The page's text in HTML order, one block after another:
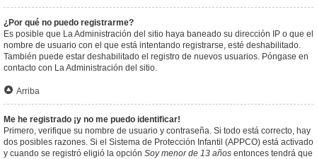
¿Por qué no puedo registrarme?
Es posible que La Administración del sitio haya baneado su dirección IP o que el
nombre de usuario con el que está intentando registrarse, esté deshabilitado.
También puede estar deshabilitado el registro de nuevos usuarios. Póngase en
contacto con La Administración del sitio.
Arriba
Me he registrado ¡y no me puedo identificar!
Primero, verifique su nombre de usuario y contraseña. Si todo está correcto, hay
dos posibles razones. Si el Sistema de Protección Infantil (APPCO) está activado
y cuando se registró eligió la opción Soy menor de 13 años entonces tendrá que